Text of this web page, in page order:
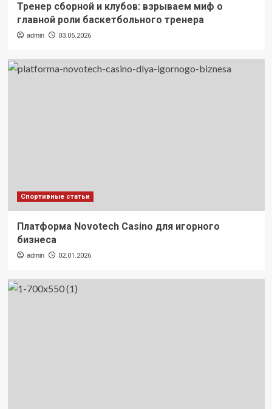
Тренер сборной и клубов: взрываем миф о
главной роли баскетбольного тренера
admin 03.05.2026
Спортивные статьи
Платформа Novotech Casino для игорного
бизнеса
admin 02.01.2026